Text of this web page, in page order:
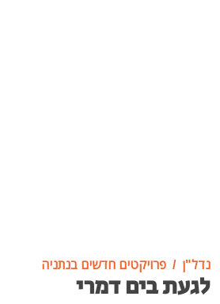
נדל"ן פרויקטים חדשים בנתניה
לגעת בים דמרי